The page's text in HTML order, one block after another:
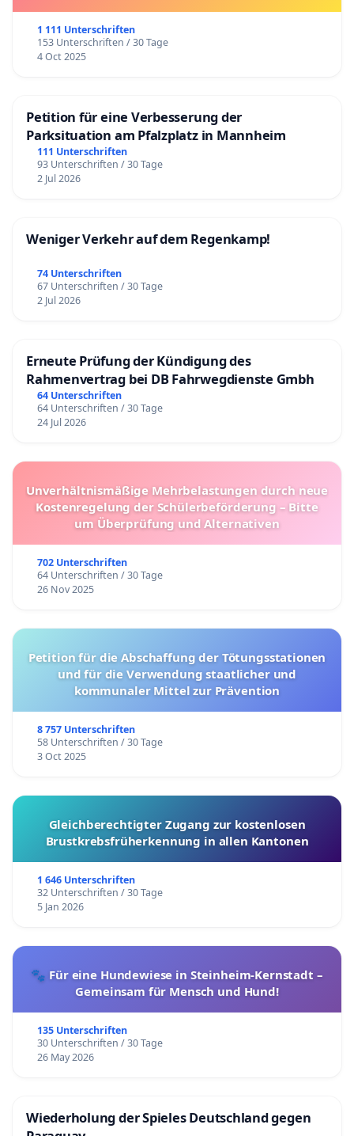
1 111 Unterschriften
153 Unterschriften / 30 Tage
4 Oct 2025
Petition für eine Verbesserung der
Parksituation am Pfalzplatz in Mannheim
111 Unterschriften
93 Unterschriften / 30 Tage
2 Jul 2026
Weniger Verkehr auf dem Regenkamp!
74 Unterschriften
67 Unterschriften / 30 Tage
2 Jul 2026
Erneute Prüfung der Kündigung des
Rahmenvertrag bei DB Fahrwegdienste Gmbh
64 Unterschriften
64 Unterschriften / 30 Tage
24 Jul 2026
Unverhältnismäßige Mehrbelastungen durch neue
Kostenregelung der Schülerbeförderung – Bitte
um Überprüfung und Alternativen
702 Unterschriften
64 Unterschriften / 30 Tage
26 Nov 2025
Petition für die Abschaffung der Tötungsstationen
und für die Verwendung staatlicher und
kommunaler Mittel zur Prävention
8 757 Unterschriften
58 Unterschriften / 30 Tage
3 Oct 2025
Gleichberechtigter Zugang zur kostenlosen
Brustkrebsfrüherkennung in allen Kantonen
1 646 Unterschriften
32 Unterschriften / 30 Tage
5 Jan 2026
🐾 Für eine Hundewiese in Steinheim-Kernstadt –
Gemeinsam für Mensch und Hund!
135 Unterschriften
30 Unterschriften / 30 Tage
26 May 2026
Wiederholung der Spieles Deutschland gegen